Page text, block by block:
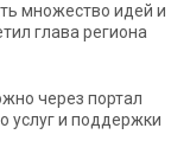
множество идей и
глава региона
через портал
услуг и поддержки